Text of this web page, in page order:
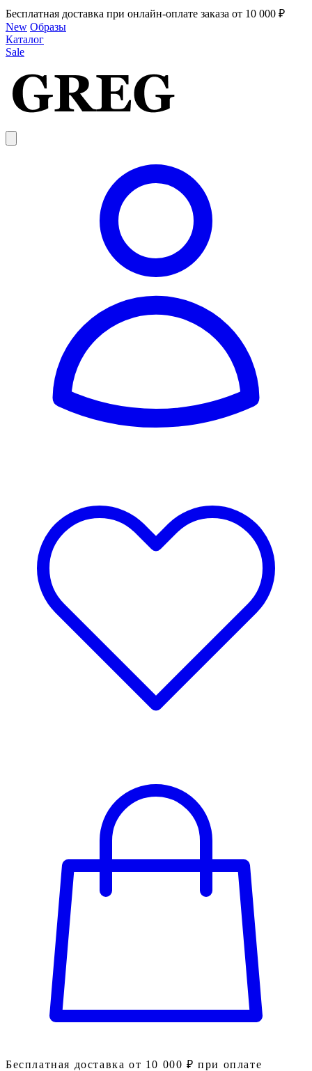
Бесплатная доставка при онлайн-оплате заказа от 10 000 ₽
New Образы
Каталог
Sale
Бесплатная доставка от 10 000 ₽ при оплате